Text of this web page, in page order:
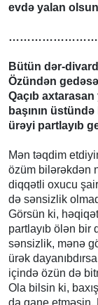
evdə yalan
Bütün dər-
Özündən
Qaçıb axtarasan
başının
ürəyi partlayıb
Mən təqdim
özüm bilərəkdən
diqqətli oxucu
də sənsizlik
Görsün ki,
partlayıb ölən bir
sənsizlik, mənə
ürək
içində özün də
Ola bilsin ki,
da qane etməsin.